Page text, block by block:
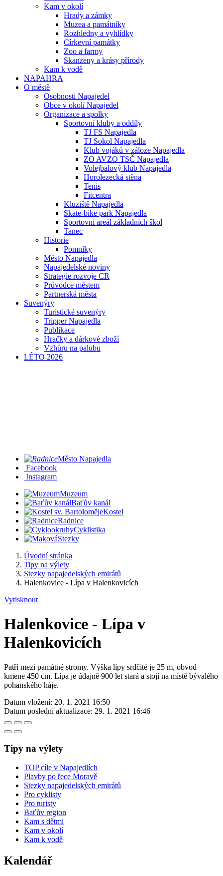
Kam v okolí
Hrady a zámky
Muzea a památníky
Rozhledny a vyhlídky
Církevní památky
Zoo a farmy
Skanzeny a krásy přírody
Kam k vodě
NAPAHRA
O městě
Osobnosti Napajedel
Obce v okolí Napajedel
Organizace a spolky
Sportovní kluby a oddíly
TJ FS Napajedla
TJ Sokol Napajedla
Klub vojáků v záloze Napajedla
ZO AVZO TSČ Napajedla
Volejbalový klub Napajedla
Horolezecká stěna
Tenis
Fitcentra
Kluziště Napajedla
Skate-bike park Napajedla
Sportovní areál základních škol
Tanec
Historie
Pomníky
Město Napajedla
Napajedelské noviny
Strategie rozvoje CR
Průvodce městem
Partnerská města
Suvenýry
Turistické suvenýry
Tripper Napajedla
Publikace
Hračky a dárkové zboží
Vzhůru na palubu
LÉTO 2026
Město Napajedla
Facebook
Instagram
Muzeum
Baťův kanál
Kostel
Radnice
Cyklistika
Stezky
Úvodní stránka
Tipy na výlety
Stezky napajedelských emirátů
Halenkovice - Lípa v Halenkovicích
Vytisknout
Halenkovice - Lípa v
Halenkovicích
Patří mezi památné stromy. Výška lípy srdčité je 25 m, obvod
kmene 450 cm. Lípa je údajně 900 let stará a stojí na místě bývalého
pohanského háje.
Datum vložení: 20. 1. 2021 16:50
Datum poslední aktualizace: 29. 1. 2021 16:46
Tipy na výlety
TOP cíle v Napajedlích
Plavby po řece Moravě
Stezky napajedelských emirátů
Pro cyklisty
Pro turisty
Baťův region
Kam s dětmi
Kam v okolí
Kam k vodě
Kalendář